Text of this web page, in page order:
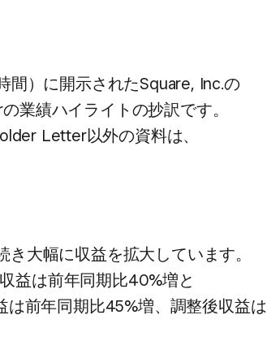
間）に​開示された​Square, Inc.の​
業績ハイライトの​抄訳です。
Letter以外の​資料は、
大幅に​収益を​拡大しています。​
益は​前年同期比40%増と​
は​前年同期比45%増、​調整後​収益は​